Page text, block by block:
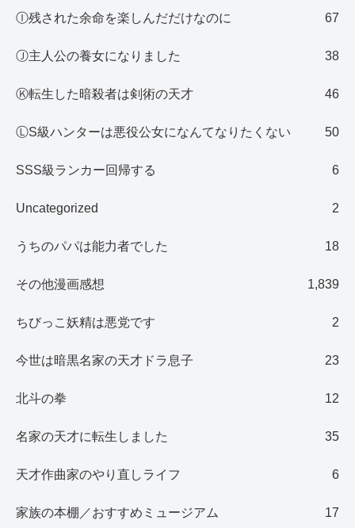
Ⓘ残された余命を楽しんだだけなのに 67
Ⓙ主人公の養女になりました 38
Ⓚ転生した暗殺者は剣術の天才 46
ⓁS級ハンターは悪役公女になんてなりたくない 50
SSS級ランカー回帰する 6
Uncategorized 2
うちのパパは能力者でした 18
その他漫画感想 1,839
ちびっこ妖精は悪党です 2
今世は暗黒名家の天才ドラ息子 23
北斗の拳 12
名家の天才に転生しました 35
天才作曲家のやり直しライフ 6
家族の本棚／おすすめミュージアム 17